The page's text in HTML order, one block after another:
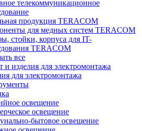
телекоммуникационное
продукция TERACOM
для медных систем TERACOM
стойки, корпуса для IT-
TERACOM
все
и изделия для электромонтажа
для электромонтажа
освещение
освещение
бытовое освещение